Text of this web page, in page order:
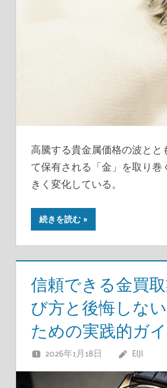
高騰する貴金属価格の波とと
て保有される「金」を取り巻
きく変化している。
続きを読む
信頼できる金買
び方と後悔しな
ための実践的ガ
2026年1月18日 EIJI